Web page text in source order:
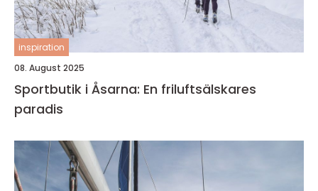
inspiration
08. August 2025
Sportbutik i Åsarna: En friluftsälskares
paradis